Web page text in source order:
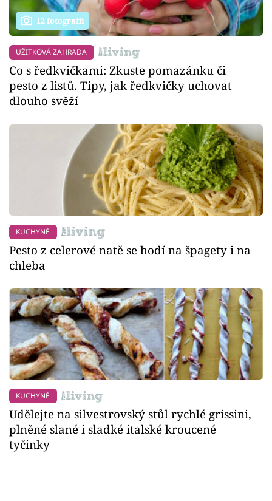
12 fotografií
UŽITKOVÁ ZAHRADA
Co s ředkvičkami: Zkuste pomazánku či
pesto z listů. Tipy, jak ředkvičky uchovat
dlouho svěží
KUCHYNĚ
Pesto z celerové natě se hodí na špagety i na
chleba
KUCHYNĚ
Udělejte na silvestrovský stůl rychlé grissini,
plněné slané i sladké italské kroucené
tyčinky